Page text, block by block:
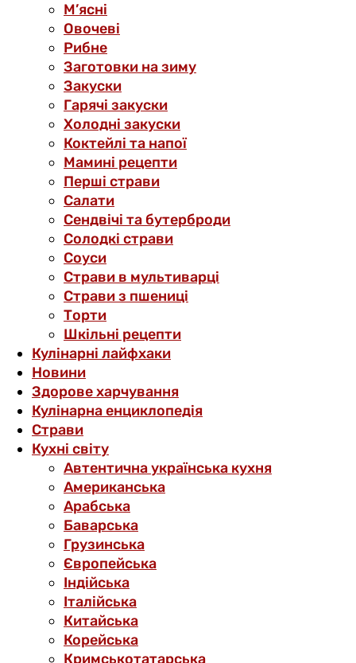
М’ясні
Овочеві
Рибне
Заготовки на зиму
Закуски
Гарячі закуски
Холодні закуски
Коктейлі та напої
Мамині рецепти
Перші страви
Салати
Сендвічі та бутерброди
Солодкі страви
Соуси
Страви в мультиварці
Страви з пшениці
Торти
Шкільні рецепти
Кулінарні лайфхаки
Новини
Здорове харчування
Кулінарна енциклопедія
Страви
Кухні світу
Автентична українська кухня
Американська
Арабська
Баварська
Грузинська
Європейська
Індійська
Італійська
Китайська
Корейська
Кримськотатарська